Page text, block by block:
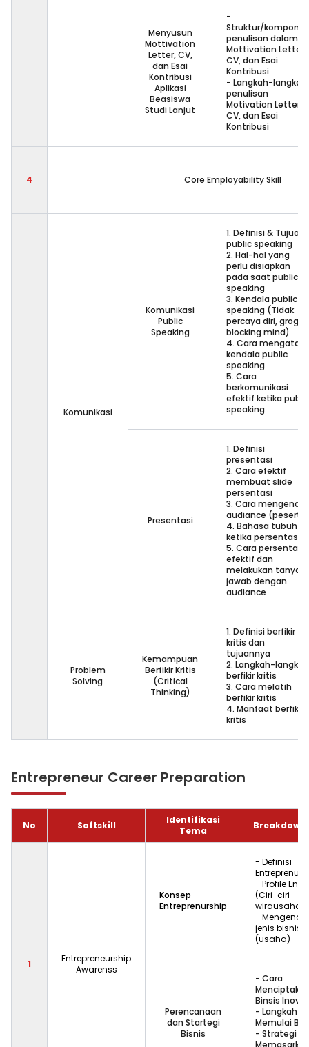
Menyusun
Mottivation
Letter, CV,
dan Esai
Kontribusi
Aplikasi
Beasiswa
Studi Lanjut
-
Struktur/
penulisan dalam
Mottivation Letter,
CV, dan Esai
Kontribusi
- Langkah-langkah
penulisan
Motivation Letter,
CV, dan Esai
Kontribusi
4 Core Employability Skill
Komunikasi
Komunikasi
Public
Speaking
1. Definisi & Tujuan
public speaking
2. Hal-hal yang
perlu disiapkan
pada saat public
speaking
3. Kendala public
speaking (Tidak
percaya diri, grogi,
blocking mind)
4. Cara mengatasi
kendala public
speaking
5. Cara
berkomunikasi
efektif ketika public
speaking
Presentasi
1. Definisi
presentasi
2. Cara efektif
membuat slide
persentasi
3. Cara mengenal
audiance
4. Bahasa tubuh
ketika persentasi
5. Cara persentasi
efektif dan
melakukan tanya
jawab dengan
audiance
Problem
Solving
Kemampuan
Berfikir Kritis
(Critical
Thinking)
1. Definisi berfikir
kritis dan
tujuannya
2. Langkah-langkah
berfikir kritis
3. Cara melatih
berfikir kritis
4. Manfaat berfikir
kritis
Entrepreneur Career Preparation
No Softskill
Identifikasi
Tema
1
Entrepreneurship
Awarenss
Konsep
Entreprenurship
- Definisi
- Profile
(Ciri-ciri
- Mengenali
jenis bisnis
(usaha)
Perencanaan
dan Startegi
Bisnis
- Cara
Binsis
- Langkah
Memulai
- Strategi